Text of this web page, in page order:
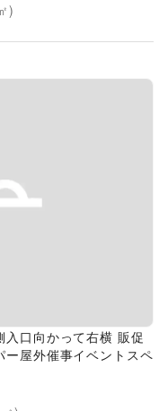
)
入口向かって右横 販促
ー屋外催事イベントスペ